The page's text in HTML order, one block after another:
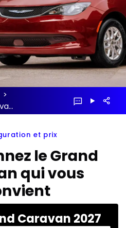
>
Chrysler Grand Caravan 2027 configuration et prix
et prix
le Grand
qui vous
Caravan 2027